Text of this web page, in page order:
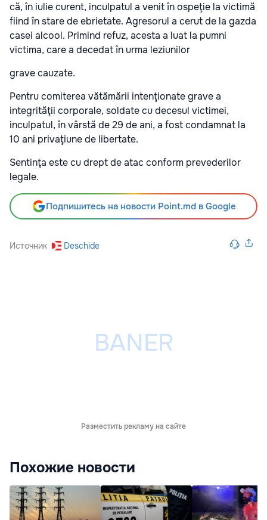
că, în iulie curent, inculpatul a venit în ospeţie la victimă
fiind în stare de ebrietate. Agresorul a cerut de la gazda
casei alcool. Primind refuz, acesta a luat la pumni
victima, care a decedat în urma leziunilor
grave cauzate.
Pentru comiterea vătămării intenţionate grave a
integrităţii corporale, soldate cu decesul victimei,
inculpatul, în vârstă de 29 de ani, a fost condamnat la
10 ani privaţiune de libertate.
Sentinţa este cu drept de atac conform prevederilor
legale.
Подпишитесь на новости Point.md в Google
Источник Deschide
Разместить рекламу на сайте
Похожие новости